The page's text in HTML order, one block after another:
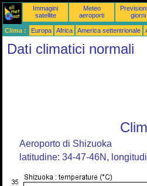
Immagini
satellite
Meteo
aeroporti
giorni
Clima : Europa Africa America settentrionale
Dati climatici normali
Aeroporto di Shizuoka
latitudine: 34-47-46N,